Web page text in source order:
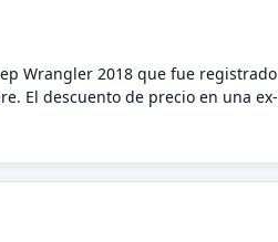
Wrangler 2018 que fue registrado
El descuento de precio en una ex-